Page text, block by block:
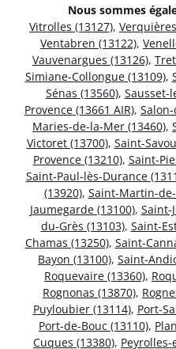
Nous sommes
Vitrolles (13127),
Ventabren (13122),
Vauvenargues (13126),
Simiane-Collongue (13109),
Sénas (13560), Sausset-
Provence (13661 AIR),
Maries-de-la-Mer (13460),
Victoret (13700), Saint-
Provence (13210), Saint-
Saint-Paul-lès-Durance
(13920), Saint-Martin-
Jaumegarde (13100), Saint-
du-Grès (13103), Saint-
Chamas (13250), Saint-
Bayon (13100), Saint-
Roquevaire (13360),
Rognonas (13870),
Puyloubier (13114), Port-
Port-de-Bouc (13110),
Cuques (13380), Peyrolles-